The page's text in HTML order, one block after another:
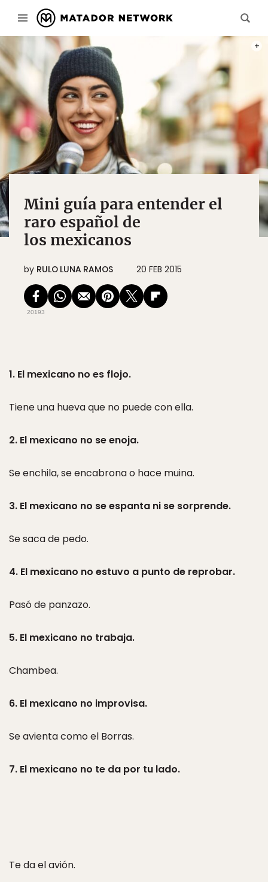
Mini guía para entender el
raro español de
los mexicanos
by RULO LUNA RAMOS 20 FEB 2015
20193
1. El mexicano no es flojo.
Tiene una hueva que no puede con ella.
2. El mexicano no se enoja.
Se enchila, se encabrona o hace muina.
3. El mexicano no se espanta ni se sorprende.
Se saca de pedo.
4. El mexicano no estuvo a punto de reprobar.
Pasó de panzazo.
5. El mexicano no trabaja.
Chambea.
6. El mexicano no improvisa.
Se avienta como el Borras.
7. El mexicano no te da por tu lado.
Te da el avión.